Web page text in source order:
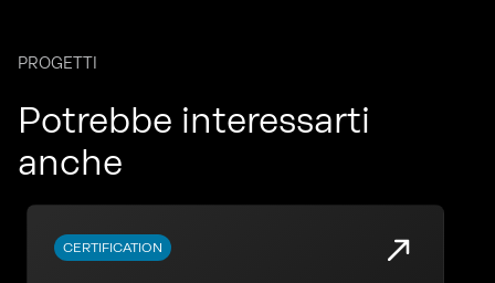
PROGETTI
Potrebbe interessarti
anche
CERTIFICATION